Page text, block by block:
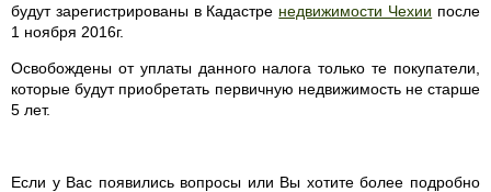
будут зарегистрированы в Кадастре недвижимости Чехии после
1 ноября 2016г.
Освобождены от уплаты данного налога только те покупатели,
которые будут приобретать первичную недвижимость не старше
5 лет.
Если у Вас появились вопросы или Вы хотите более подробно